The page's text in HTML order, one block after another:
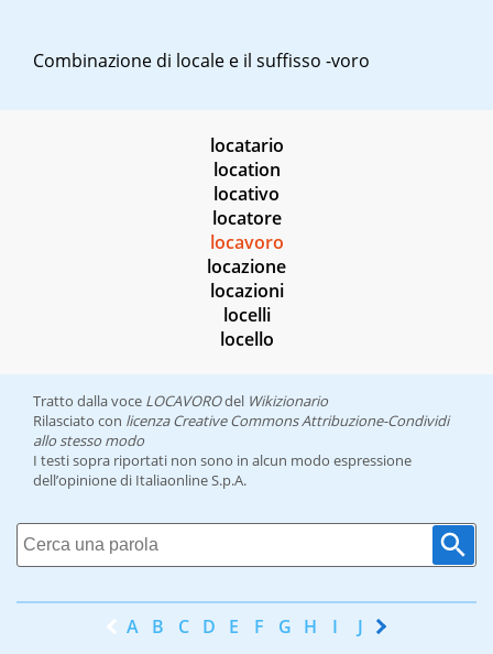
Combinazione di locale e il suffisso -voro
locatario
location
locativo
locatore
locavoro
locazione
locazioni
locelli
locello
Tratto dalla voce LOCAVOROdel Wikizionario
Rilasciato con licenza Creative Commons Attribuzione-Condividi
allo stesso modo
I testi sopra riportati non sono in alcun modo espressione
dell’opinione di Italiaonline S.p.A.
A B C D E F G H I J K